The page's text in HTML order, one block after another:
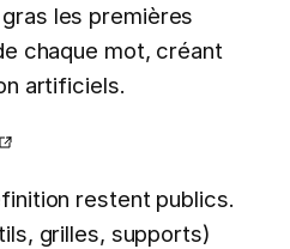
les premières
chaque mot, créant
artificiels.
restent publics.
grilles, supports)